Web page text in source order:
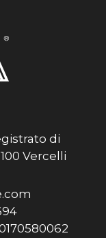
di
Vercelli